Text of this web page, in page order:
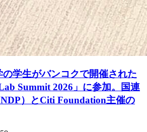
学生がバンコクで開催された
Summit 2026」に参加。国連
）とCiti Foundation主催の